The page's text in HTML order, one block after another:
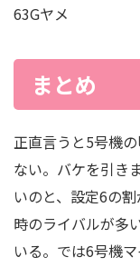
63Gヤメ
まとめ
正直言うと5号機
ない。バケを引き
いのと、設定6の
時のライバルが多
いる。では6号機